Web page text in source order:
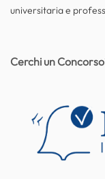
universitaria e
Cerchi un